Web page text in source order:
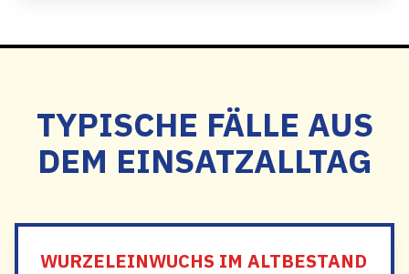
TYPISCHE FÄLLE AUS
DEM EINSATZALLTAG
WURZELEINWUCHS IM ALTBESTAND